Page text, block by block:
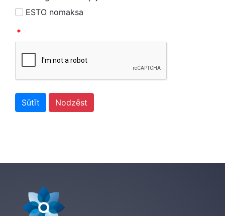
ESTO nomaksa
*
Sūtīt Nodzēst